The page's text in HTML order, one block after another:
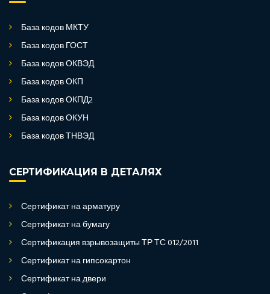
База кодов МКТУ
База кодов ГОСТ
База кодов ОКВЭД
База кодов ОКП
База кодов ОКПД2
База кодов ОКУН
База кодов ТНВЭД
СЕРТИФИКАЦИЯ В ДЕТАЛЯХ
Сертификат на арматуру
Сертификат на бумагу
Сертификация взрывозащиты ТР ТС 012/2011
Сертификат на гипсокартон
Сертификат на двери